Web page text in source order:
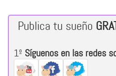
Publica tu sueño
1º Síguenos en las redes